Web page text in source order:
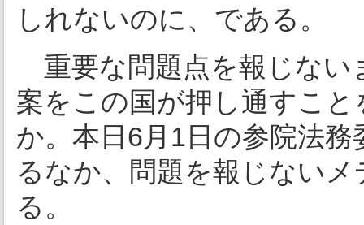
しれないのに、である。
重要な問題点を報じない
案をこの国が押し通すこ
か。本日6月1日の参院法
るなか、問題を報じない
る。